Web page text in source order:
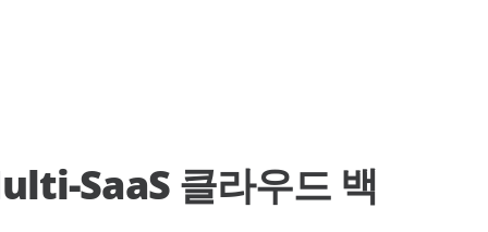
SaaS 클라우드 백